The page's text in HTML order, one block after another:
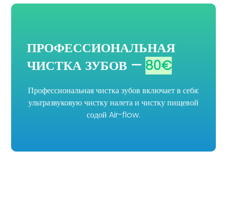
ПРОФЕССИОНАЛЬНАЯ
ЧИСТКА ЗУБОВ — 80€
Профессиональная чистка зубов включает в себя:
ультразвуковую чистку налета и чистку пищевой
содой Air-flow.